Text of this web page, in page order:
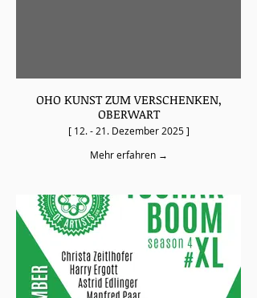
OHO KUNST ZUM VERSCHENKEN,
OBERWART
[ 12. - 21. Dezember 2025 ]
Mehr erfahren →